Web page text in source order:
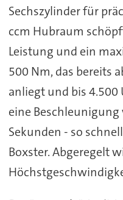
Sechszylinder für
ccm Hubraum
Leistung und ein
500 Nm, das bereits
anliegt und bis
eine
Sekunden - so
Boxster. Abgeregelt